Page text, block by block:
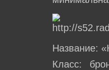
Название:
Класс: